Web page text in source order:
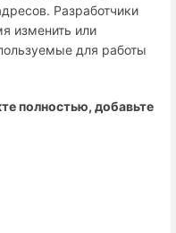
Разработчики
изменить или
для работы
полностью, добавьте